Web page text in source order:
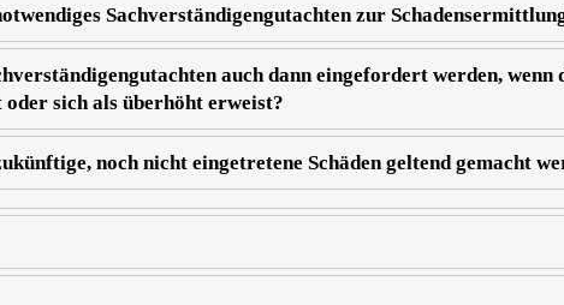
Sachverständigengutachten zur
auch dann eingefordert werden, wenn
oder sich als überhöht erweist?
noch nicht eingetretene Schäden geltend gemacht